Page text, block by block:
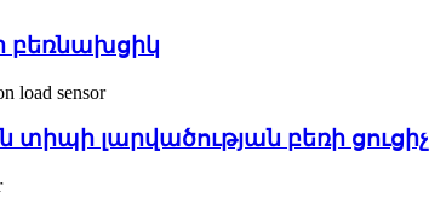
բեռնախցիկ
տիպի լարվածության բեռի ցուցիչ